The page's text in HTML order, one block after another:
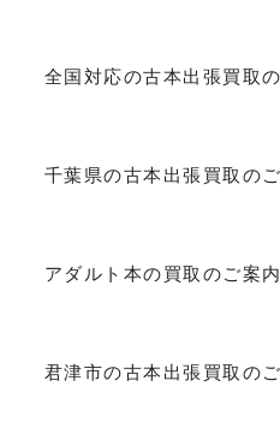
全国対応の古本出張買取
千葉県の古本出張買取の
アダルト本の買取のご案
君津市の古本出張買取の